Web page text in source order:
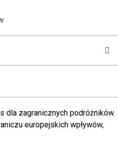
dla zagranicznych podróżników.
europejskich wpływów,